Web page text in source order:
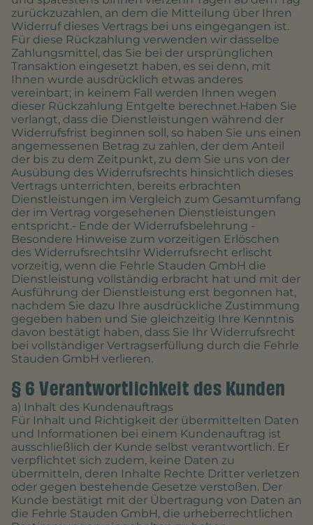
zurückzuzahlen, an dem die Mitteilung über Ihren
Widerruf dieses Vertrags bei uns eingegangen ist.
Für diese Rückzahlung verwenden wir dasselbe
Zahlungsmittel, das Sie bei der ursprünglichen
Transaktion eingesetzt haben, es sei denn, mit
Ihnen wurde ausdrücklich etwas anderes
vereinbart; in keinem Fall werden Ihnen wegen
dieser Rückzahlung Entgelte berechnet.Haben Sie
verlangt, dass die Dienstleistungen während der
Widerrufsfrist beginnen soll, so haben Sie uns einen
angemessenen Betrag zu zahlen, der dem Anteil
der bis zu dem Zeitpunkt, zu dem Sie uns von der
Ausübung des Widerrufsrechts hinsichtlich dieses
Vertrags unterrichten, bereits erbrachten
Dienstleistungen im Vergleich zum Gesamtumfang
der im Vertrag vorgesehenen Dienstleistungen
entspricht.- Ende der Widerrufsbelehrung -
Besondere Hinweise zum vorzeitigen Erlöschen
des WiderrufsrechtsIhr Widerrufsrecht erlischt
vorzeitig, wenn die Fehrle Stauden GmbH die
Dienstleistung vollständig erbracht hat und mit der
Ausführung der Dienstleistung erst begonnen hat,
nachdem Sie dazu Ihre ausdrückliche Zustimmung
gegeben haben und Sie gleichzeitig Ihre Kenntnis
davon bestätigt haben, dass Sie Ihr Widerrufsrecht
bei vollständiger Vertragserfüllung durch die Fehrle
Stauden GmbH verlieren.
§ 6 Verantwortlichkeit des Kunden
a) Inhalt des Kundenauftrags
Für Inhalt und Richtigkeit der übermittelten Daten
und Informationen bei einem Kundenauftrag ist
ausschließlich der Kunde selbst verantwortlich. Er
verpflichtet sich zudem, keine Daten zu
übermitteln, deren Inhalte Rechte Dritter verletzen
oder gegen bestehende Gesetze verstoßen. Der
Kunde bestätigt mit der Übertragung von Daten an
die Fehrle Stauden GmbH, die urheberrechtlichen